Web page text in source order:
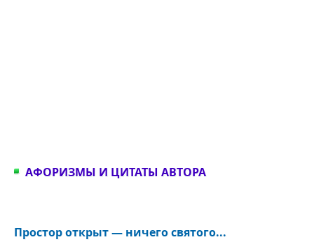
АФОРИЗМЫ И ЦИТАТЫ АВТОРА
Простор открыт — ничего святого...